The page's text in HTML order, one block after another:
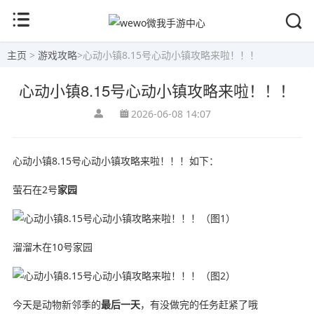
主页 > 游戏攻略>心动小镇8.15号心动小镇攻略来啦！！！
心动小镇8.15号心动小镇攻略来啦！！！
2026-06-08 14:07
心动小镇8.15号心动小镇攻略来啦！！！如下：
萤石在2号家园
溜溜木在10号家园
今天是动物新邻季的最后一天，有没做完的任务赶紧了哦